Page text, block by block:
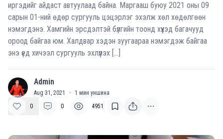
иргэдийг айдаст автуулаад байна. Маргааш буюу 2021 оны 09
сарын 01-ний өдөр сургууль цэцэрлэг эхэлж хөл хөдөлгөөн
нэмэгдэнэ. Хамгийн эрсдэлтэй бүлгийн тоонд хүүхэд багачууд
ороод байгаа юм. Халдвар хэдэн зуугаараа нэмэгдэж байгаа
энэ үед хичээл сургууль эхлүүлэх […]
A Admin
Aug 31, 2021 · 1 мин уншина
0
0 4951